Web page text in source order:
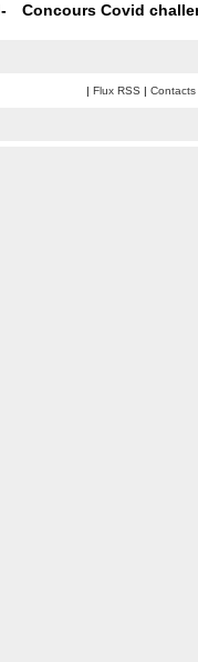
Concours Covid
| Flux RSS | Contacts